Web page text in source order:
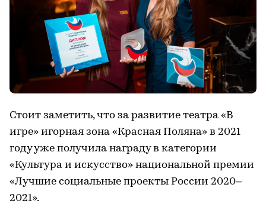
Стоит заметить, что за развитие театра «В
игре» игорная зона «Красная Поляна» в 2021
году уже получила награду в категории
«Культура и искусство» национальной премии
«Лучшие социальные проекты России 2020–
2021».